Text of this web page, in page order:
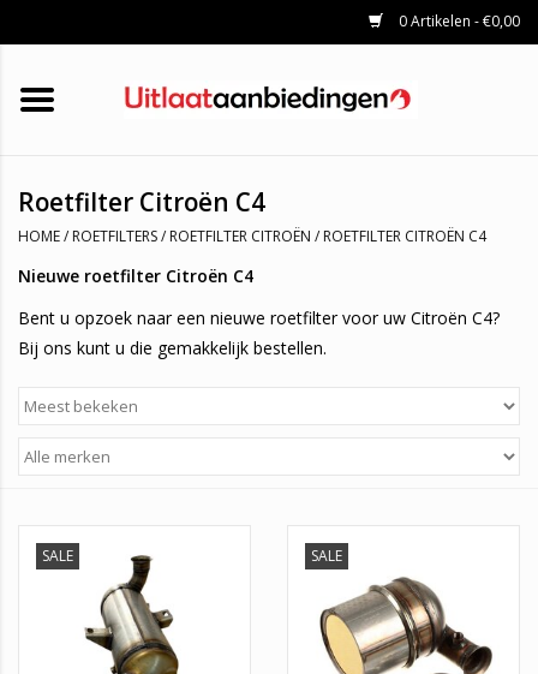
0 Artikelen - €0,00
HOME
KATALYSATOREN
UNIVERSELE UITLAATDELEN
Roetfilter Citroën C4
HOME/ ROETFILTERS/ ROETFILTER CITROËN / ROETFILTER CITROËN C4
Nieuwe roetfilter Citroën C4
Bent u opzoek naar een nieuwe roetfilter voor uw Citroën C4?
Bij ons kunt u die gemakkelijk bestellen.
Profiteer nu van onze groothandelsprijzen, al onze roetfilters
beschikken over het E-keurmerk, hierdoor kom je altijd door de
apk keuring heen.
komen:
info@topautoparts.nl
0541-700-233
06-13626597 (whatsapp)
SALE SALE